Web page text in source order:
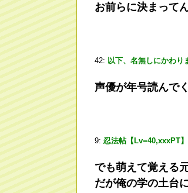
お前らに決まって
42: 以下、名無しにかわり
声優が年号読んで
9: 忍法帖【Lv=40,xxxPT
でも萌えて覚える
だが俺の学の土台